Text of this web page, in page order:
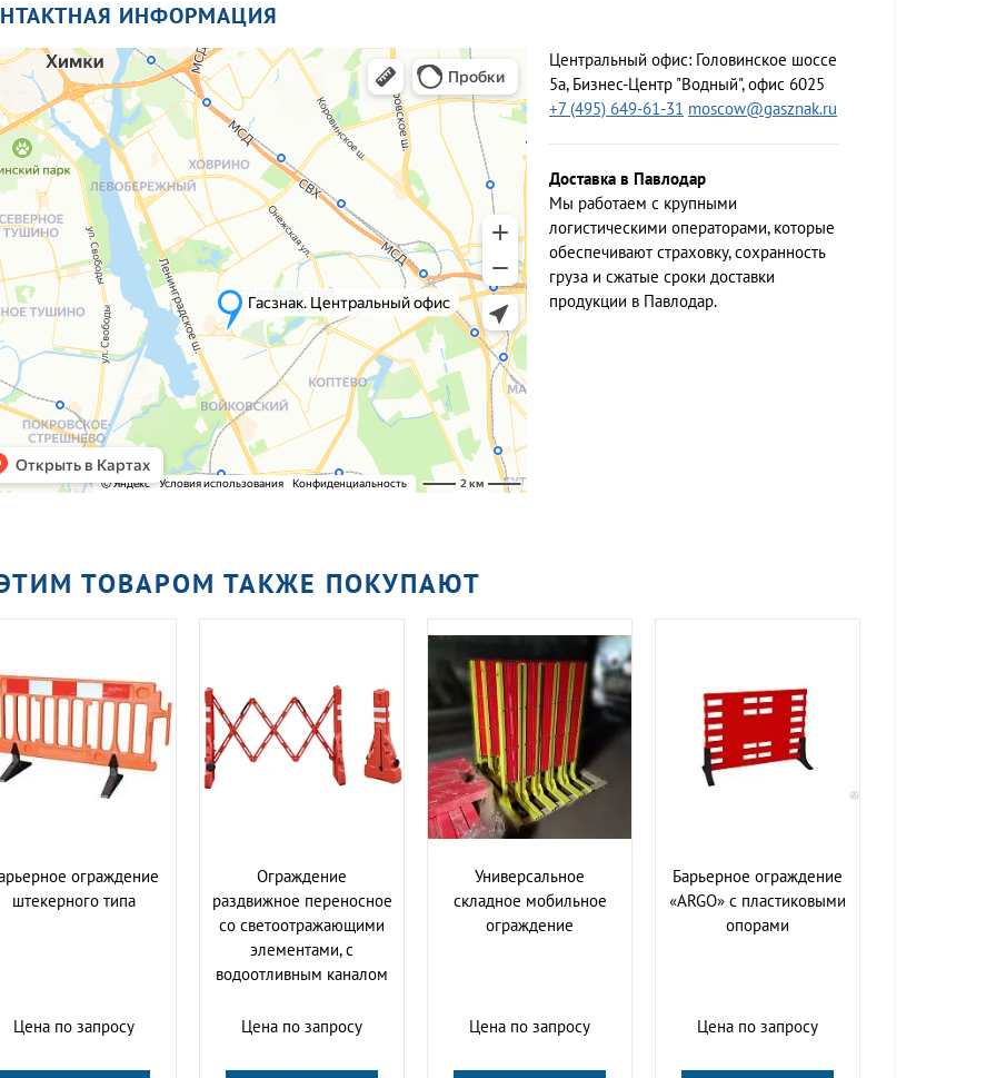
ИНФОРМАЦИЯ
Центральный офис: Головинское шоссе
5а, Бизнес-Центр "Водный", офис 6025
+7 (495) 649-61-31 moscow@gasznak.ru
Доставка в Павлодар
Мы работаем c крупными
логистическими операторами, которые
обеспечивают страховку, сохранность
груза и сжатые сроки доставки
продукции в Павлодар.
ТОВАРОМ ТАКЖЕ ПОКУПАЮТ
ограждение
штекерного типа
Цена по запросу
Ограждение
раздвижное переносное
со светоотражающими
элементами, с
водоотливным каналом
Цена по запросу
Универсальное
складное мобильное
ограждение
Цена по запросу
Барьерное ограждение
«ARGO» с пластиковыми
опорами
Цена по запросу